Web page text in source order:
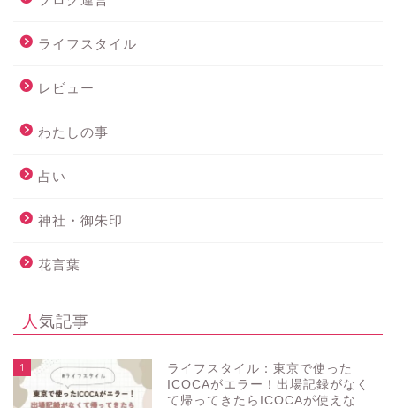
ライフスタイル
レビュー
わたしの事
占い
神社・御朱印
花言葉
人気記事
1
ライフスタイル：東京で使った
ICOCAがエラー！出場記録がなく
て帰ってきたらICOCAが使えな